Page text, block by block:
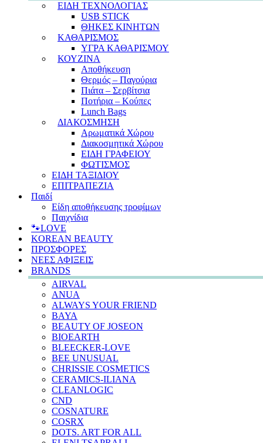
ΕΙΔΗ ΤΕΧΝΟΛΟΓΙΑΣ
USB STICK
ΘΗΚΕΣ ΚΙΝΗΤΩΝ
ΚΑΘΑΡΙΣΜΟΣ
ΥΓΡΑ ΚΑΘΑΡΙΣΜΟΥ
ΚΟΥΖΙΝΑ
Αποθήκευση
Θερμός – Παγούρια
Πιάτα – Σερβίτσια
Ποτήρια – Κούπες
Lunch Bags
ΔΙΑΚΟΣΜΗΣΗ
Αρωματικά Χώρου
Διακοσμητικά Χώρου
ΕΙΔΗ ΓΡΑΦΕΙΟΥ
ΦΩΤΙΣΜΟΣ
ΕΙΔΗ ΤΑΞΙΔΙΟΥ
ΕΠΙΤΡΑΠΕΖΙΑ
Παιδί
Είδη αποθήκευσης τροφίμων
Παιχνίδια
🐾LOVE
KOREAN BEAUTY
ΠΡΟΣΦΟΡΕΣ
ΝΕΕΣ ΑΦΙΞΕΙΣ
BRANDS
AIRVAL
ANUA
ALWAYS YOUR FRIEND
BAYA
BEAUTY OF JOSEON
BIOEARTH
BLEECKER-LOVE
BEE UNUSUAL
CHRISSIE COSMETICS
CERAMICS-ILIANA
CLEANLOGIC
CND
COSNATURE
COSRX
DOTS. ART FOR ALL